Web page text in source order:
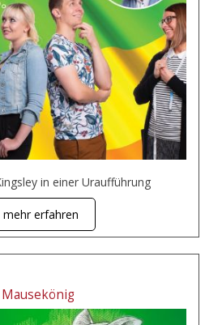
in einer Uraufführung
mehr erfahren